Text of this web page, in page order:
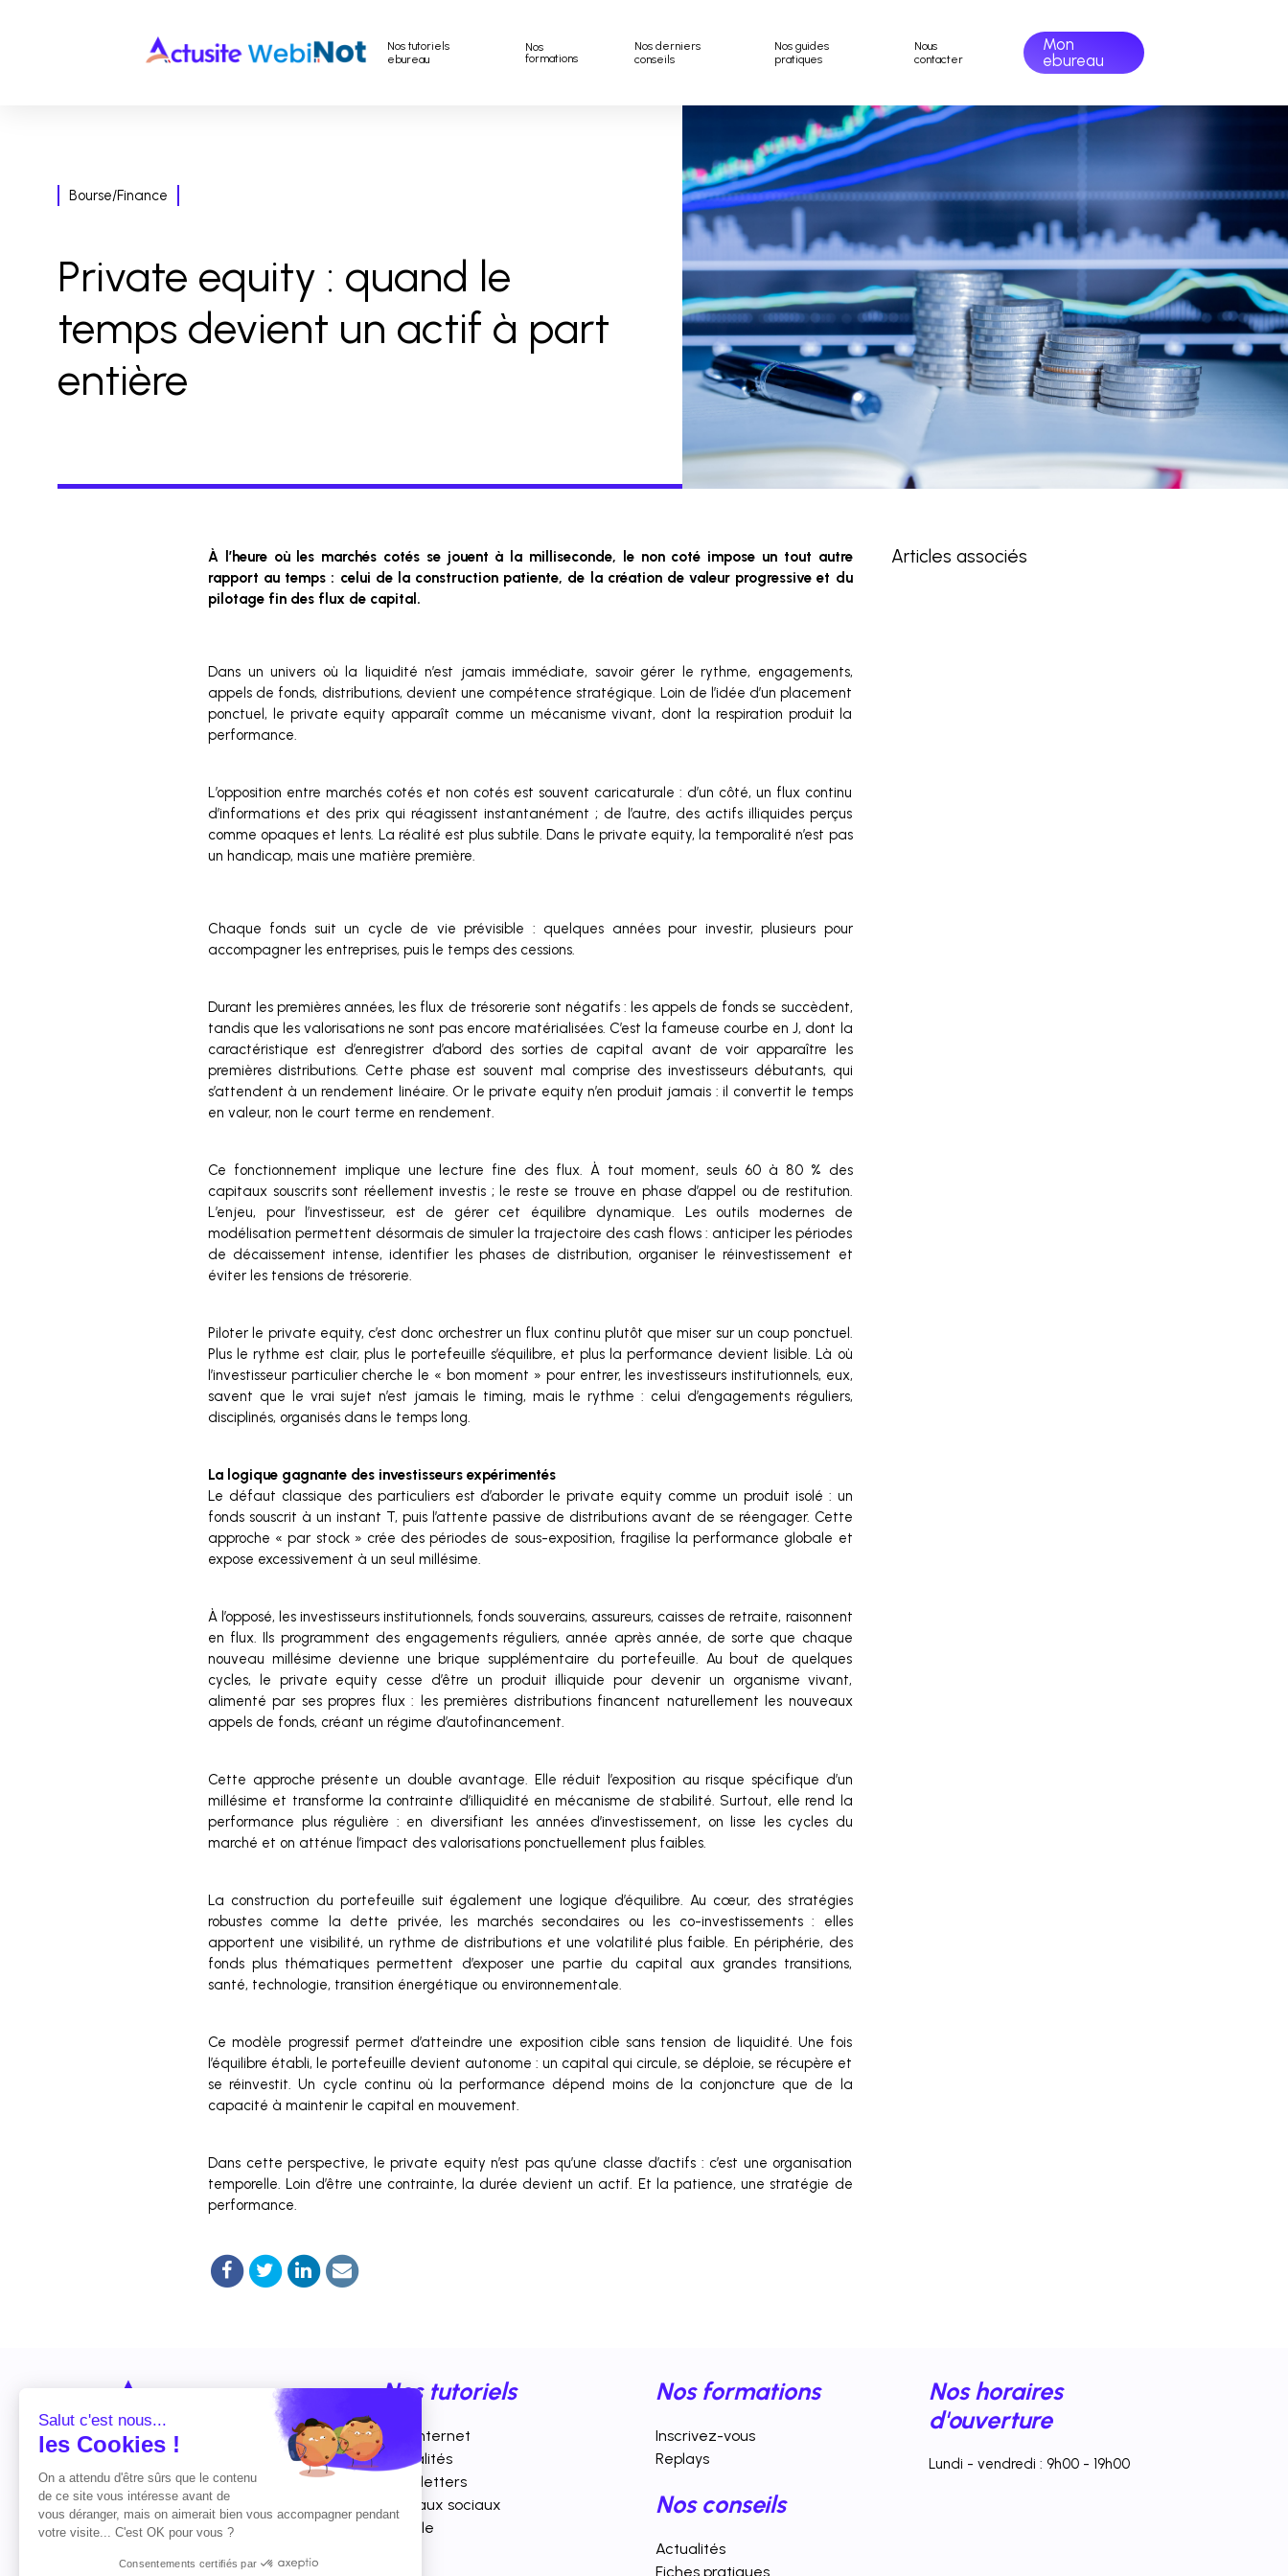
Nos tutoriels
ebureau
Nos
formations
Nos derniers
conseils
Nos guides
pratiques
Nous
contacter
Mon
ebureau
Bourse/Finance
Private equity : quand le
temps devient un actif à part
entière
À l’heure où les marchés cotés se jouent à la milliseconde, le non coté impose un tout autre
rapport au temps : celui de la construction patiente, de la création de valeur progressive et du
pilotage fin des flux de capital.
Dans un univers où la liquidité n’est jamais immédiate, savoir gérer le rythme, engagements,
appels de fonds, distributions, devient une compétence stratégique. Loin de l’idée d’un placement
ponctuel, le private equity apparaît comme un mécanisme vivant, dont la respiration produit la
performance.
L’opposition entre marchés cotés et non cotés est souvent caricaturale : d’un côté, un flux continu
d’informations et des prix qui réagissent instantanément ; de l’autre, des actifs illiquides perçus
comme opaques et lents. La réalité est plus subtile. Dans le private equity, la temporalité n’est pas
un handicap, mais une matière première.
Chaque fonds suit un cycle de vie prévisible : quelques années pour investir, plusieurs pour
accompagner les entreprises, puis le temps des cessions.
Durant les premières années, les flux de trésorerie sont négatifs : les appels de fonds se succèdent,
tandis que les valorisations ne sont pas encore matérialisées. C’est la fameuse courbe en J, dont la
caractéristique est d’enregistrer d’abord des sorties de capital avant de voir apparaître les
premières distributions. Cette phase est souvent mal comprise des investisseurs débutants, qui
s’attendent à un rendement linéaire. Or le private equity n’en produit jamais : il convertit le temps
en valeur, non le court terme en rendement.
Ce fonctionnement implique une lecture fine des flux. À tout moment, seuls 60 à 80 % des
capitaux souscrits sont réellement investis ; le reste se trouve en phase d’appel ou de restitution.
L’enjeu, pour l’investisseur, est de gérer cet équilibre dynamique. Les outils modernes de
modélisation permettent désormais de simuler la trajectoire des cash flows : anticiper les périodes
de décaissement intense, identifier les phases de distribution, organiser le réinvestissement et
éviter les tensions de trésorerie.
Piloter le private equity, c’est donc orchestrer un flux continu plutôt que miser sur un coup ponctuel.
Plus le rythme est clair, plus le portefeuille s’équilibre, et plus la performance devient lisible. Là où
l’investisseur particulier cherche le « bon moment » pour entrer, les investisseurs institutionnels, eux,
savent que le vrai sujet n’est jamais le timing, mais le rythme : celui d’engagements réguliers,
disciplinés, organisés dans le temps long.
La logique gagnante des investisseurs expérimentés
Le défaut classique des particuliers est d’aborder le private equity comme un produit isolé : un
fonds souscrit à un instant T, puis l’attente passive de distributions avant de se réengager. Cette
approche « par stock » crée des périodes de sous-exposition, fragilise la performance globale et
expose excessivement à un seul millésime.
À l’opposé, les investisseurs institutionnels, fonds souverains, assureurs, caisses de retraite, raisonnent
en flux. Ils programment des engagements réguliers, année après année, de sorte que chaque
nouveau millésime devienne une brique supplémentaire du portefeuille. Au bout de quelques
cycles, le private equity cesse d’être un produit illiquide pour devenir un organisme vivant,
alimenté par ses propres flux : les premières distributions financent naturellement les nouveaux
appels de fonds, créant un régime d’autofinancement.
Cette approche présente un double avantage. Elle réduit l’exposition au risque spécifique d’un
millésime et transforme la contrainte d’illiquidité en mécanisme de stabilité. Surtout, elle rend la
performance plus régulière : en diversifiant les années d’investissement, on lisse les cycles du
marché et on atténue l’impact des valorisations ponctuellement plus faibles.
La construction du portefeuille suit également une logique d’équilibre. Au cœur, des stratégies
robustes comme la dette privée, les marchés secondaires ou les co-investissements : elles
apportent une visibilité, un rythme de distributions et une volatilité plus faible. En périphérie, des
fonds plus thématiques permettent d’exposer une partie du capital aux grandes transitions,
santé, technologie, transition énergétique ou environnementale.
Ce modèle progressif permet d’atteindre une exposition cible sans tension de liquidité. Une fois
l’équilibre établi, le portefeuille devient autonome : un capital qui circule, se déploie, se récupère et
se réinvestit. Un cycle continu où la performance dépend moins de la conjoncture que de la
capacité à maintenir le capital en mouvement.
Dans cette perspective, le private equity n’est pas qu’une classe d’actifs : c’est une organisation
temporelle. Loin d’être une contrainte, la durée devient un actif. Et la patience, une stratégie de
performance.
Articles associés
01 70 61 66 10
11 Avenue du Colonel Bonnet,
Paris 75016
contact@actusite.fr
Nos tutoriels
Site internet
Actualités
Newsletters
Réseaux sociaux
Google
Nos formations
Inscrivez-vous
Replays
Nos conseils
Actualités
Fiches pratiques
Nos horaires
d'ouverture
Lundi - vendredi : 9h00 - 19h00
Salut c'est nous...
les Cookies !
On a attendu d'être sûrs que le contenu
de ce site vous intéresse avant de
vous déranger, mais on aimerait bien vous accompagner pendant
votre visite... C'est OK pour vous ?
Consentements certifiés par